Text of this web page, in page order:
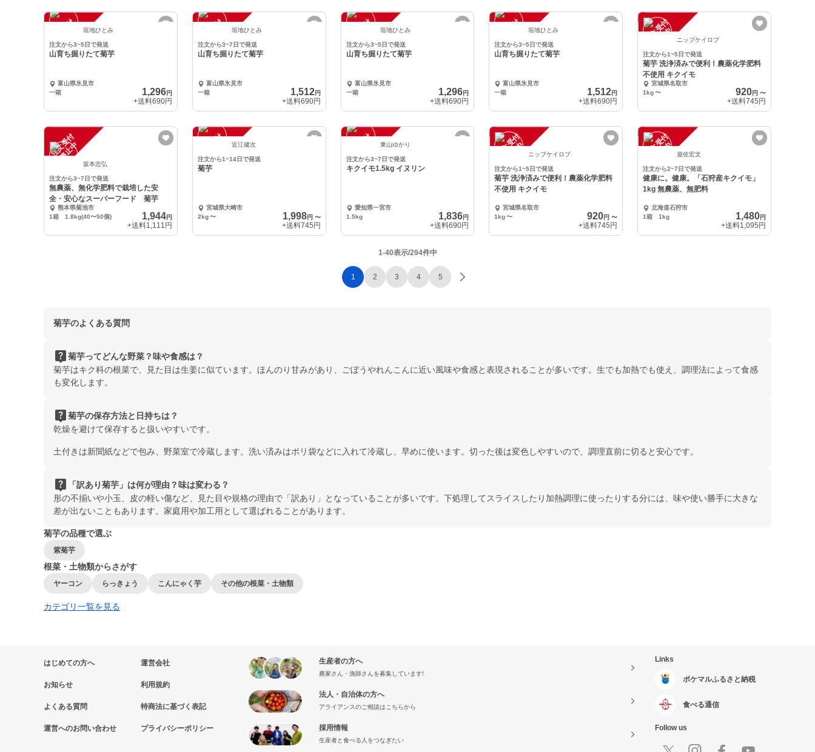
注
文
受
付
停
止
中 垣地ひとみ
注文から3~5日で発送
山育ち掘りたて菊芋
富山県氷見市
一箱
1,296円
+送料690円
注
文
受
付
停
止
中 垣地ひとみ
注文から3~7日で発送
山育ち掘りたて菊芋
富山県氷見市
一箱
1,512円
+送料690円
注
文
受
付
停
止
中 垣地ひとみ
注文から3~5日で発送
山育ち掘りたて菊芋
富山県氷見市
一箱
1,296円
+送料690円
注
文
受
付
停
止
中 垣地ひとみ
注文から3~5日で発送
山育ち掘りたて菊芋
富山県氷見市
一箱
1,512円
+送料690円
注
文
受
付
停
止
中 ニップケイロブ
注文から1~5日で発送
菊芋 洗浄済みで便利！農薬化学肥料
不使用 キクイモ
宮城県名取市
1kg〜 920円 〜
+送料745円
注
文
受
付
停
止
中
坂本忠弘
注文から3~7日で発送
無農薬、無化学肥料で栽培した安
全・安心なスーパーフード 菊芋
熊本県菊池市
1箱 1.8kg(40〜50個)
1,944円
+送料1,111円
注
文
受
付
停
止
中 近江健次
注文から1~14日で発送
菊芋
宮城県大崎市
2kg 〜 1,998円 〜
+送料745円
注
文
受
付
停
止
中 東山ゆかり
注文から3~7日で発送
キクイモ1.5kg イヌリン
愛知県一宮市
1.5kg
1,836円
+送料690円
注
文
受
付
停
止
中 ニップケイロブ
注文から1~5日で発送
菊芋 洗浄済みで便利！農薬化学肥料
不使用 キクイモ
宮城県名取市
1kg 〜 920円〜
+送料745円
注
文
受
付
停
止
中 遊佐宏文
注文から2~7日で発送
健康に。健康。「石狩産キクイモ」
1kg 無農薬、無肥料
北海道石狩市
1箱 1kg
1,480円
+送料1,095円
1-40表示/294件中
1 2 3 4 5
菊芋のよくある質問
live_help菊芋ってどんな野菜？味や食感は？
菊芋はキク科の根菜で、見た目は生姜に似ています。ほんのり甘みがあり、ごぼうやれんこんに近い風味や食感と表現されることが多いです。生でも加熱でも使え、調理法によって食感
も変化します。
live_help菊芋の保存方法と日持ちは？
乾燥を避けて保存すると扱いやすいです。
土付きは新聞紙などで包み、野菜室で冷蔵します。洗い済みはポリ袋などに入れて冷蔵し、早めに使います。切った後は変色しやすいので、調理直前に切ると安心です。
live_help
「訳あり菊芋」は何が理由？味は変わる？
形の不揃いや小玉、皮の軽い傷など、見た目や規格の理由で「訳あり」となっていることが多いです。下処理してスライスしたり加熱調理に使ったりする分には、味や使い勝手に大きな
差が出ないこともあります。家庭用や加工用として選ばれることがあります。
菊芋の品種で選ぶ
紫菊芋
根菜・土物類からさがす
ヤーコン らっきょう こんにゃく芋 その他の根菜・土物類
カテゴリ一覧を見る
はじめての方へ
お知らせ
よくある質問
運営へのお問い合わせ
運営会社
利用規約
特商法に基づく表記
プライバシーポリシー
生産者の方へ
農家さん・漁師さんを募集しています!
法人・自治体の方へ
アライアンスのご相談はこちらから
採用情報
生産者と食べる人をつなぎたい
Links
ポケマルふるさと納税
食べる通信
Follow us